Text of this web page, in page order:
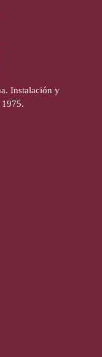
Instalación y